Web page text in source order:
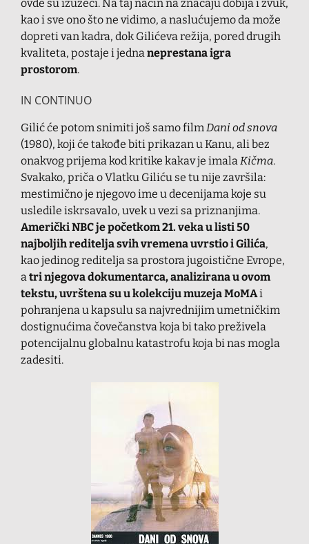
ovde su izuzeci. Na taj način na značaju dobija i zvuk,
kao i sve ono što ne vidimo, a naslućujemo da može
dopreti van kadra, dok Gilićeva režija, pored drugih
kvaliteta, postaje i jednaneprestana igra
prostorom.
IN CONTINUO
Gilić će potom snimiti još samo filmDani od snova
(1980), koji će takođe biti prikazan u Kanu, ali bez
onakvog prijema kod kritike kakav je imalaKičma.
Svakako, priča o Vlatku Giliću se tu nije završila:
mestimično je njegovo ime u decenijama koje su
usledile iskrsavalo, uvek u vezi sa priznanjima.
Američki NBC je početkom 21. veka u listi 50
najboljih reditelja svih vremena uvrstio i Gilića,
kao jedinog reditelja sa prostora jugoistične Evrope,
atri njegova dokumentarca, analizirana u ovom
tekstu, uvrštena su u kolekciju muzeja MoMAi
pohranjena u kapsulu sa najvrednijim umetničkim
dostignućima čovečanstva koja bi tako preživela
potencijalnu globalnu katastrofu koja bi nas mogla
zadesiti.